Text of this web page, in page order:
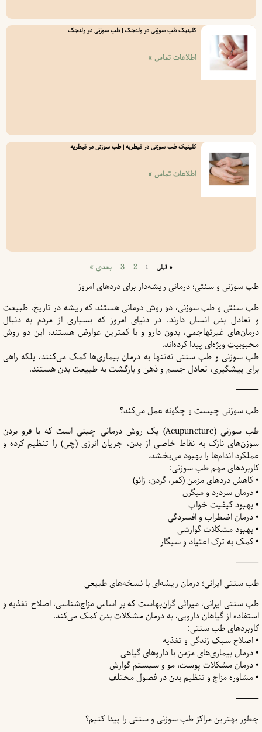
کلینیک طب سوزنی در ولنجک | طب سوزنی در ولنجک
اطلاعات تماس »
کلینیک طب سوزنی در قیطریه | طب سوزنی در قیطریه
اطلاعات تماس »
« قبلی 1
2
3 بعدی »
طب سوزنی و سنتی؛ درمانی ریشه‌دار برای دردهای امروز
طب سنتی و طب سوزنی، دو روش درمانی هستند که ریشه در تاریخ، طبیعت
و تعادل بدن انسان دارند. در دنیای امروز که بسیاری از مردم به دنبال
درمان‌های غیرتهاجمی، بدون دارو و با کمترین عوارض هستند، این دو روش
محبوبیت ویژه‌ای پیدا کرده‌اند.
طب سوزنی و طب سنتی نه‌تنها به درمان بیماری‌ها کمک می‌کنند، بلکه راهی
برای پیشگیری، تعادل جسم و ذهن و بازگشت به طبیعت بدن هستند.
⸻
طب سوزنی چیست و چگونه عمل می‌کند؟
طب سوزنی (Acupuncture) یک روش درمانی چینی است که با فرو بردن
سوزن‌های نازک به نقاط خاصی از بدن، جریان انرژی (چی) را تنظیم کرده و
عملکرد اندام‌ها را بهبود می‌بخشد.
کاربردهای مهم طب سوزنی:
• کاهش دردهای مزمن (کمر، گردن، زانو)
• درمان سردرد و میگرن
• بهبود کیفیت خواب
• درمان اضطراب و افسردگی
• بهبود مشکلات گوارشی
• کمک به ترک اعتیاد و سیگار
⸻
طب سنتی ایرانی؛ درمان ریشه‌ای با نسخه‌های طبیعی
طب سنتی ایرانی، میراثی گران‌بهاست که بر اساس مزاج‌شناسی، اصلاح تغذیه و
استفاده از گیاهان دارویی، به درمان مشکلات بدن کمک می‌کند.
کاربردهای طب سنتی:
• اصلاح سبک زندگی و تغذیه
• درمان بیماری‌های مزمن با داروهای گیاهی
• درمان مشکلات پوست، مو و سیستم گوارش
• مشاوره مزاج و تنظیم بدن در فصول مختلف
⸻
چطور بهترین مراکز طب سوزنی و سنتی را پیدا کنیم؟